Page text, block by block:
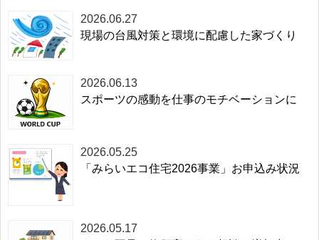
2026.06.27
現場の台風対策と環境に配慮した家づくり
2026.06.13
スポーツの感動を仕事のモチベーションに
2026.05.25
「みらいエコ住宅2026事業」お申込み状況
2026.05.17